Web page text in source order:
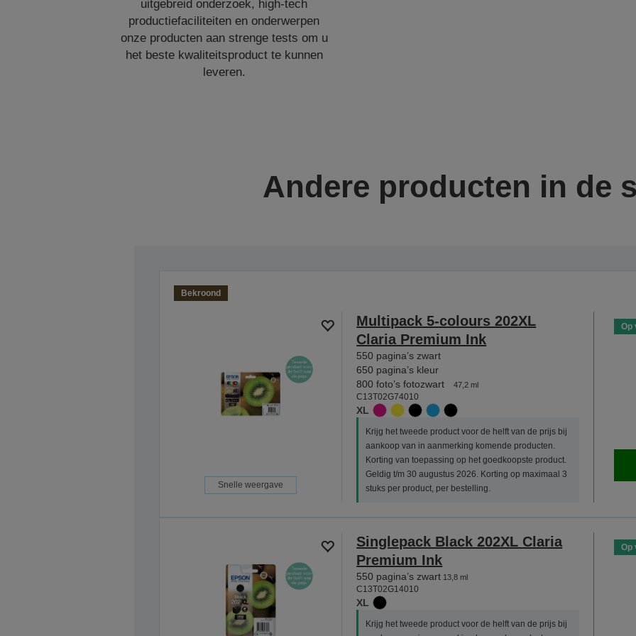
uitgebreid onderzoek, high-tech
productiefaciliteiten en onderwerpen
onze producten aan strenge tests om u
het beste kwaliteitsproduct te kunnen
leveren.
Andere producten in de
Bekroond
Snelle weergave
Multipack 5-colours 202XL
Claria Premium Ink
550 pagina’s zwart
650 pagina’s kleur
800 foto’s fotozwart
47,2 ml
C13T02G74010
XL
Krijg het tweede product voor de helft van de prijs bij
aankoop van in aanmerking komende producten.
Korting van toepassing op het goedkoopste product.
Geldig t/m 30 augustus 2026. Korting op maximaal 3
stuks per product, per bestelling.
Op
Singlepack Black 202XL Claria
Premium Ink
550 pagina’s zwart 13,8 ml
C13T02G14010
XL
Krijg het tweede product voor de helft van de prijs bij
Op